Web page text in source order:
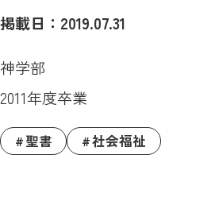
掲載日：2019.07.31
神学部
2011年度卒業
聖書 社会福祉